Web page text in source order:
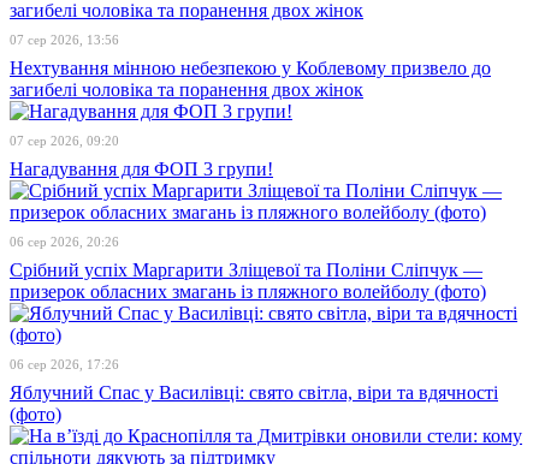
07 сер 2026, 13:56
Нехтування мінною небезпекою у Коблевому призвело до
загибелі чоловіка та поранення двох жінок
07 сер 2026, 09:20
Нагадування для ФОП 3 групи!
06 сер 2026, 20:26
Срібний успіх Маргарити Зліщевої та Поліни Сліпчук —
призерок обласних змагань із пляжного волейболу (фото)
06 сер 2026, 17:26
Яблучний Спас у Василівці: свято світла, віри та вдячності
(фото)